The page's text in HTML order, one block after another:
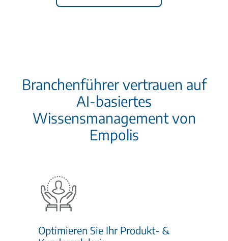
Branchenführer vertrauen auf
AI-basiertes
Wissensmanagement von
Empolis
Optimieren Sie Ihr Produkt- &